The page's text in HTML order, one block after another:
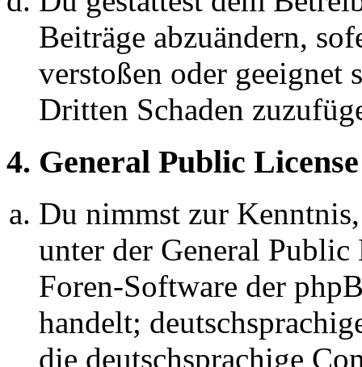
Beiträge abzuändern,
verstoßen oder geeignet
Dritten Schaden
4. General Public License
Du nimmst zur
unter der General
Foren-Software der
handelt;
die deutschsprachige